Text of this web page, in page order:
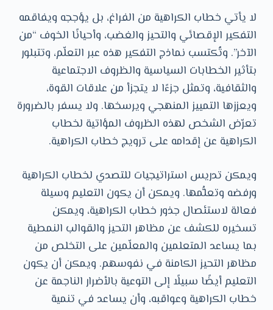
لا يأتي خطاب الكراهية من الفراغ، بل يؤججه ويفاقمه
التفكير الإقصائي والتحيز والغضب، وأحيانًا الخوف “من
الآخر”. وتُكتسب نماذج التفكير هذه عبر التعلّم، وتتبلور
بتأثير الخطابات السياسية والظروف الاجتماعية
والثقافية، وتمثل جزءًا لا يتجزأ من علاقات القوة،
ويعززها التمييز المنهجي ويرسخها. ولا يسفر بالضرورة
تعرّض الشخص لهذه الظروف المؤاتية لخطاب
الكراهية عن إقدامه على ترويج خطاب الكراهية.
ويمكن تدريس استراتيجيات للتصدي لخطاب الكراهية
ورفضه وتعلُّمها. ويمكن أن يكون التعليم وسيلة
فعالة لاستئصال جذور خطاب الكراهية، ويمكن
تسخيره للكشف عن مظاهر التحيز والقوالب النمطية
بما يساعد المتعلمين والمعلّمين على التخلص من
مظاهر التحيز الكامنة في نفوسهم. ويمكن أن يكون
التعليم أيضًا سبيلًا إلى التوعية بالأضرار الناجمة عن
خطاب الكراهية وعواقبه، وأن يساعد في تنمية